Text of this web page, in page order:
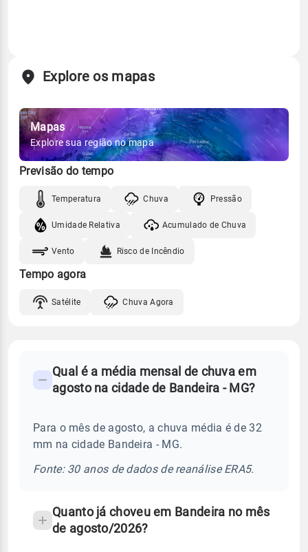
Explore os mapas
Mapas
Explore sua região no mapa
Previsão do tempo
Temperatura Chuva Pressão
Umidade Relativa Acumulado de Chuva
Vento Risco de Incêndio
Tempo agora
Satélite Chuva Agora
Perguntas
sobre
chuva
Qual é a média mensal de chuva em
agosto na cidade de Bandeira - MG?
Para o mês de agosto, a chuva média é de 32
mm na cidade Bandeira - MG.
Fonte: 30 anos de dados de reanálise ERA5.
Quanto já choveu em Bandeira no mês
de agosto/2026?